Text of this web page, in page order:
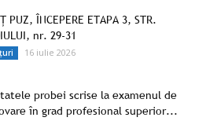
PUZ, ÎNCEPERE ETAPA 3, STR.
nr. 29-31
16 iulie 2026
probei scrise la examenul de
în grad profesional superior...